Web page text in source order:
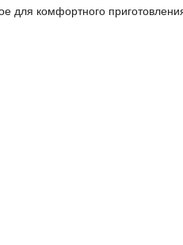
для комфортного